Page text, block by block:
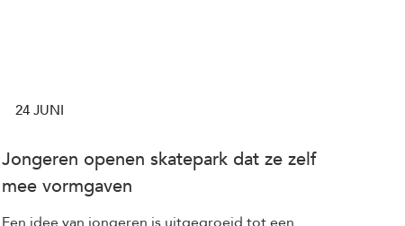
Jongeren openen skatepark dat ze zelf
mee vormgaven
24 JUNI